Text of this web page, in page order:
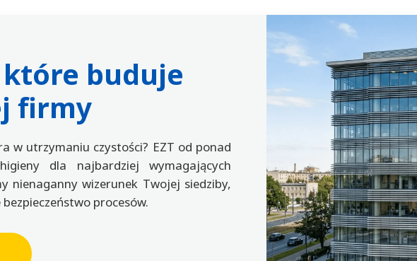
buduje
firmy
w utrzymaniu czystości? EZT od ponad
dla najbardziej wymagających
nienaganny wizerunek Twojej siedziby,
procesów.